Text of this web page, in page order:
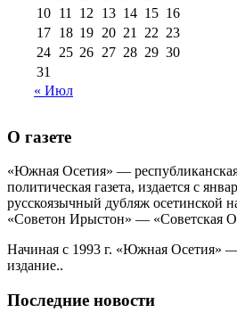
10 11 12 13 14 15 16
17 18 19 20 21 22 23
24 25 26 27 28 29 30
31
« Июл
О газете
«Южная Осетия» —
политическая газета, издается с
русскоязычный дубляж осетинской
«Советон Ирыстон» — «Советская
Начиная с 1993 г. «Южная Осетия» —
издание..
Последние новости